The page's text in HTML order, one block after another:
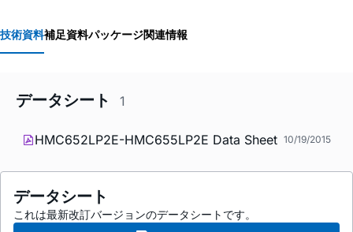
技術資料補足資料パッケージ関連情報
データシート 1
HMC652LP2E-HMC655LP2E Data Sheet 10/19/2015
データシート
これは最新改訂バージョンのデータシートです。